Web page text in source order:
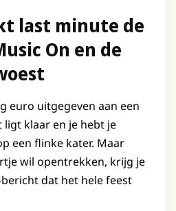
last minute de
On en de
euro uitgegeven aan een
klaar en je hebt je
een flinke kater. Maar
wil opentrekken, krijg je
dat het hele feest